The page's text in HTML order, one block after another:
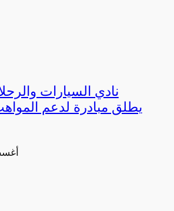
نادي السيارات
يطلق مبادرة لدعم
13